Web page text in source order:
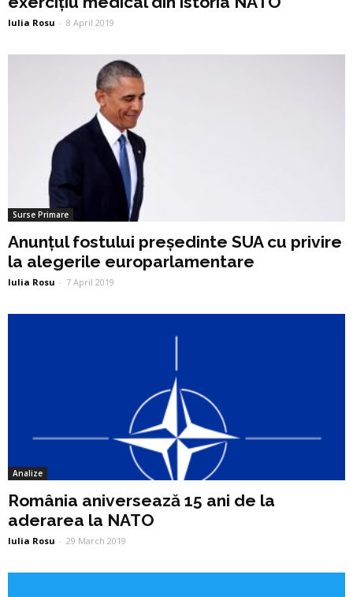
Iulia Rosu - 8 April 2019
Surse Primare
Anunțul fostului președinte SUA cu privire
la alegerile europarlamentare
Iulia Rosu - 7 April 2019
Analize
România aniversează 15 ani de la
aderarea la NATO
Iulia Rosu - 29 March 2019